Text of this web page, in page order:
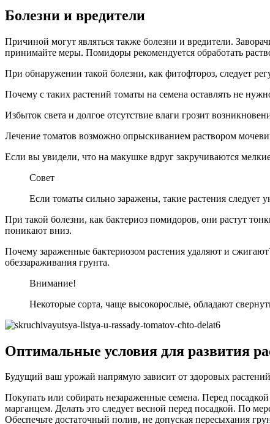
Болезни и вредители
Причиной могут являться также болезни и вредители.
принимайте меры. Помидоры рекомендуется обработать
При обнаружении такой болезни, как фитофтороз, следует
Почему с таких растений томаты на семена оставлять не
Избыток света и долгое отсутствие влаги грозит
Лечение томатов возможно опрыскиванием раствором
Если вы увидели, что на макушке вдруг закручиваются
Совет
Если томаты сильно заражены, такие растения следует
При такой болезни, как бактериоз помидоров, они растут
поникают вниз.
Почему зараженные бактериозом растения удаляют и
обеззараживания грунта.
Внимание!
Некоторые сорта, чаще высокорослые, обладают
Оптимальные условия для развития
Будущий ваш урожай напрямую зависит от здоровых
Покупать или собирать незараженные семена. Перед
марганцем. Делать это следует весной перед посадкой. По
Обеспечьте достаточный полив, не допуская пересыхания